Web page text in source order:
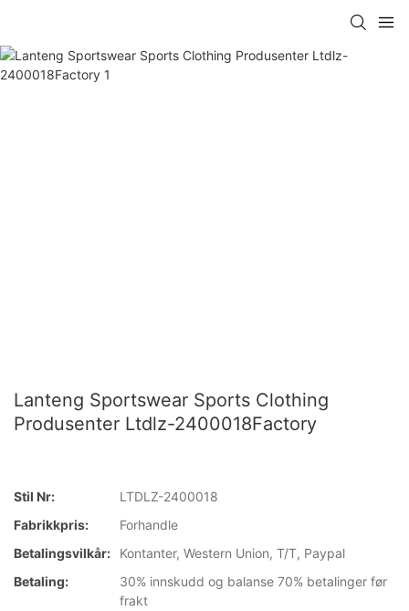
Lanteng Sportswear Sports Clothing
Produsenter Ltdlz-2400018Factory
Stil Nr:
LTDLZ-2400018
Fabrikkpris:
Forhandle
Betalingsvilkår:
Kontanter, Western Union, T/T, Paypal
Betaling:
30% innskudd og balanse 70% betalinger før
frakt